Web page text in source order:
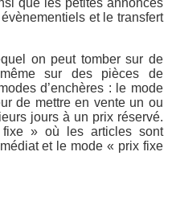
et le transfert
on peut tomber sur de
sur des pièces de
d’enchères : le mode
de mettre en vente un ou
jours à un prix réservé.
fixe » où les articles sont
et le mode « prix fixe